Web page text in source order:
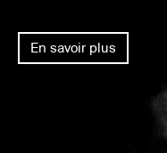
En savoir plus